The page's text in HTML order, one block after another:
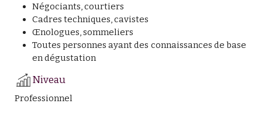
Négociants, courtiers
Cadres techniques, cavistes
Œnologues, sommeliers
Toutes personnes ayant des connaissances de base
en dégustation
Niveau
Professionnel